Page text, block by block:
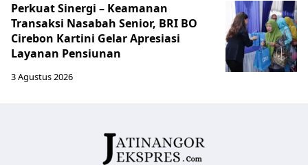
Perkuat Sinergi – Keamanan
Transaksi Nasabah Senior, BRI BO
Cirebon Kartini Gelar Apresiasi
Layanan Pensiunan
3 Agustus 2026